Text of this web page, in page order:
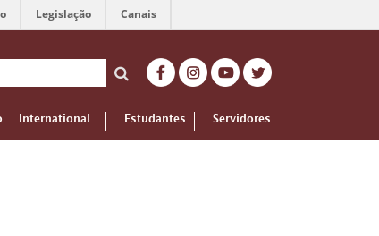
Legislação Canais
International Estudantes Servidores